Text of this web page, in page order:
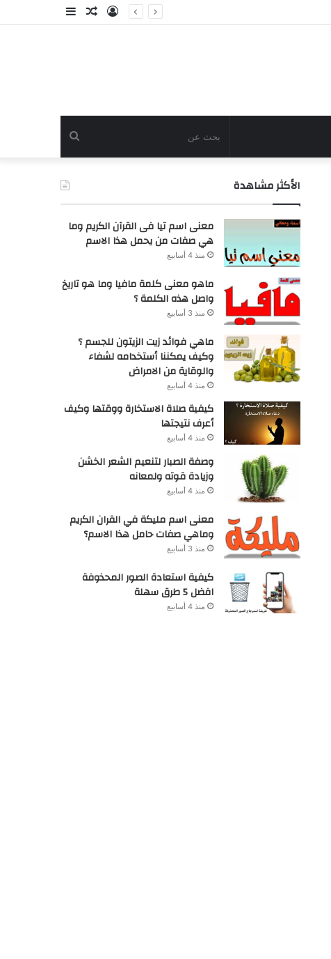
إضافةمقالتسجيل
بحث
عن الأكثر مشاهدة
معنى اسم تيا فى القرآن الكريم وما
هي صفات من يحمل هذا الاسم
منذ 4 أسابيع
ماهو معنى كلمة مافيا وما هو تاريخ
واصل هذه الكلمة ؟
منذ 3 أسابيع
ماهي فوائد زيت الزيتون للجسم ؟
وكيف يمكننا أستخدامه لشفاء
والوقاية من الامراض
منذ 4 أسابيع
كيفية صلاة الاستخارة ووقتها وكيف
أعرف نتيجتها
منذ 4 أسابيع
وصفة الصبار لتنعيم الشعر الخشن
وزيادة قوته ولمعانه
منذ 4 أسابيع
معنى اسم مليكة في القران الكريم
وماهي صفات حامل هذا الاسم؟
منذ 3 أسابيع
كيفية استعادة الصور المحذوفة
افضل 5 طرق سهلة
منذ 4 أسابيع